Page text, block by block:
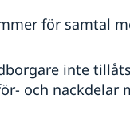
för samtal
inte
och nackdelar